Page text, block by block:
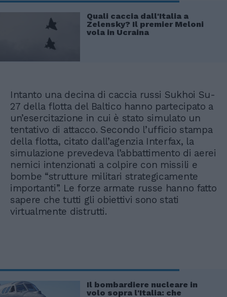
Quali caccia dall'Italia a
Zelensky? Il premier Meloni
vola in Ucraina
Intanto una decina di caccia russi Sukhoi Su-
27 della flotta del Baltico hanno partecipato a
un’esercitazione in cui è stato simulato un
tentativo di attacco. Secondo l’ufficio stampa
della flotta, citato dall’agenzia Interfax, la
simulazione prevedeva l’abbattimento di aerei
nemici intenzionati a colpire con missili e
bombe “strutture militari strategicamente
importanti”. Le forze armate russe hanno fatto
sapere che tutti gli obiettivi sono stati
virtualmente distrutti.
Il bombardiere nucleare in
volo sopra l'Italia: che